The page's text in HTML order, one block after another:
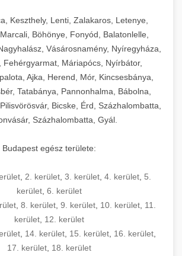
Keszthely, Lenti, Zalakaros, Letenye,
Böhönye, Fonyód, Balatonlelle,
Vásárosnamény, Nyíregyháza,
Fehérgyarmat, Máriapócs, Nyírbátor,
Ajka, Herend, Mór, Kincsesbánya,
Tatabánya, Pannonhalma, Bábolna,
Bicske, Érd, Százhalombatta,
Százhalombatta, Gyál.
Budapest egész területe:
2. kerület 3. kerület 4. kerület 5.
kerület 6. kerület
, 8. kerület, 9. kerület, 10. kerület, 11.
kerület 12. kerület
14. kerület 15. kerület 16. kerület
17. kerület 18. kerület